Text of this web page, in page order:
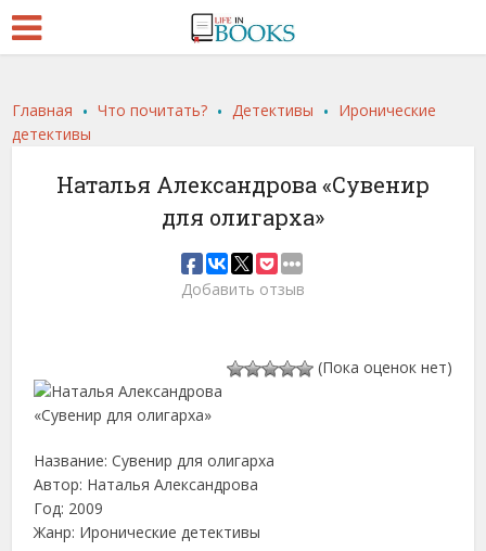
Главная .Что почитать? . Детективы . Иронические
детективы
Наталья Александрова «Сувенир
для олигарха»
Добавить отзыв
(Пока оценок нет)
Название: Сувенир для олигарха
Автор: Наталья Александрова
Год: 2009
Жанр: Иронические детективы